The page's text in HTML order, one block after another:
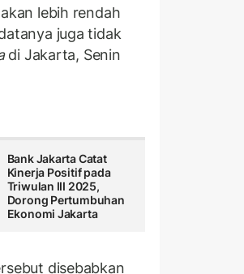
lebih rendah
juga tidak
di Jakarta, Senin
Bank Jakarta Catat
Kinerja Positif pada
Triwulan III 2025,
Dorong Pertumbuhan
Ekonomi Jakarta
disebabkan